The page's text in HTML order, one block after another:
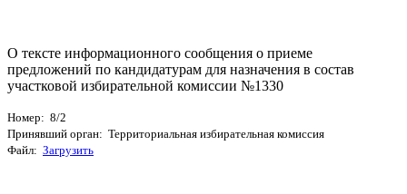
О тексте информационного сообщения о приеме
предложений по кандидатурам для назначения в состав
участковой избирательной комиссии №1330
Номер: 8/2
Принявший орган: Территориальная избирательная комиссия
Файл: Загрузить